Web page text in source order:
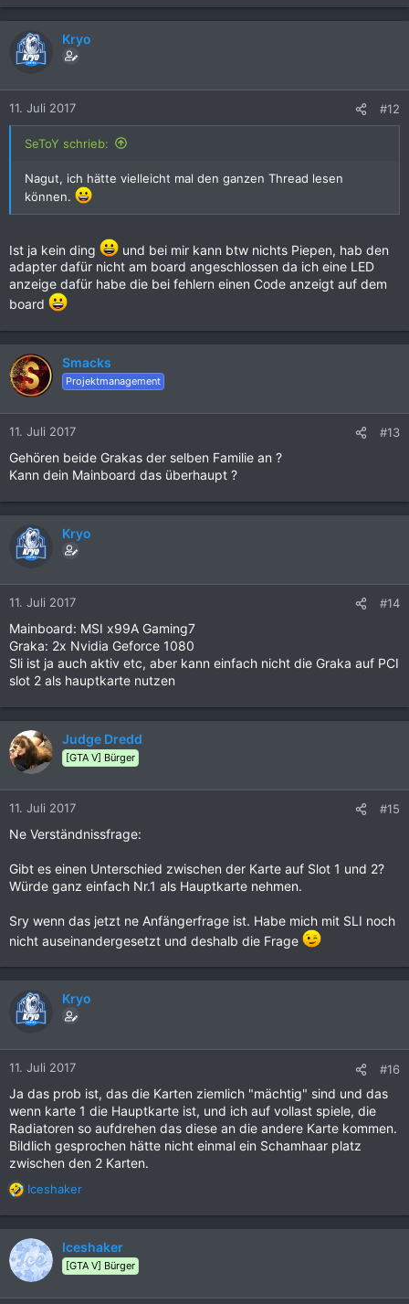
Kryo
11. Juli 2017 #12
SeToY schrieb:
Nagut, ich hätte vielleicht mal den ganzen Thread lesen
können.
Ist ja kein ding
und bei mir kann btw nichts Piepen, hab den
adapter dafür nicht am board angeschlossen da ich eine LED
anzeige dafür habe die bei fehlern einen Code anzeigt auf dem
board
Smacks
Projektmanagement
11. Juli 2017 #13
Gehören beide Grakas der selben Familie an ?
Kann dein Mainboard das überhaupt ?
Kryo
11. Juli 2017 #14
Mainboard: MSI x99A Gaming7
Graka: 2x Nvidia Geforce 1080
Sli ist ja auch aktiv etc, aber kann einfach nicht die Graka auf PCI
slot 2 als hauptkarte nutzen
Judge Dredd
[GTA V] Bürger
11. Juli 2017 #15
Ne Verständnissfrage:
Gibt es einen Unterschied zwischen der Karte auf Slot 1 und 2?
Würde ganz einfach Nr.1 als Hauptkarte nehmen.
Sry wenn das jetzt ne Anfängerfrage ist. Habe mich mit SLI noch
nicht auseinandergesetzt und deshalb die Frage
Kryo
11. Juli 2017 #16
Ja das prob ist, das die Karten ziemlich "mächtig" sind und das
wenn karte 1 die Hauptkarte ist, und ich auf vollast spiele, die
Radiatoren so aufdrehen das diese an die andere Karte kommen.
Bildlich gesprochen hätte nicht einmal ein Schamhaar platz
zwischen den 2 Karten.
R
e
a
k
t
Iceshaker
Iceshaker
[GTA V] Bürger